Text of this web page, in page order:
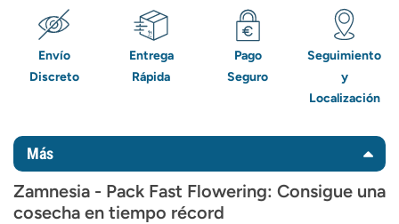
Envío
Discreto
Entrega
Rápida
Pago
Seguro
Seguimiento
y
Localización
Más
Zamnesia - Pack Fast Flowering: Consigue una
cosecha en tiempo récord